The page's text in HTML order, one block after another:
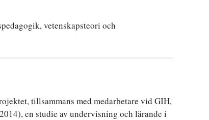
vetenskapsteori och
tillsammans med medarbetare vid GIH,
en studie av undervisning och lärande i